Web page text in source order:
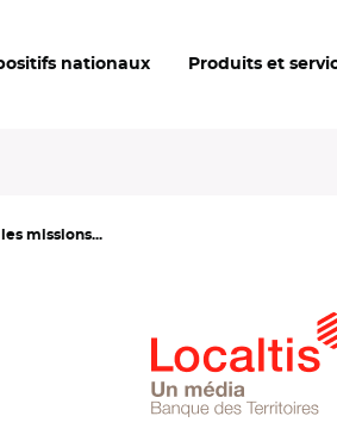
nationaux Produits et
missions...